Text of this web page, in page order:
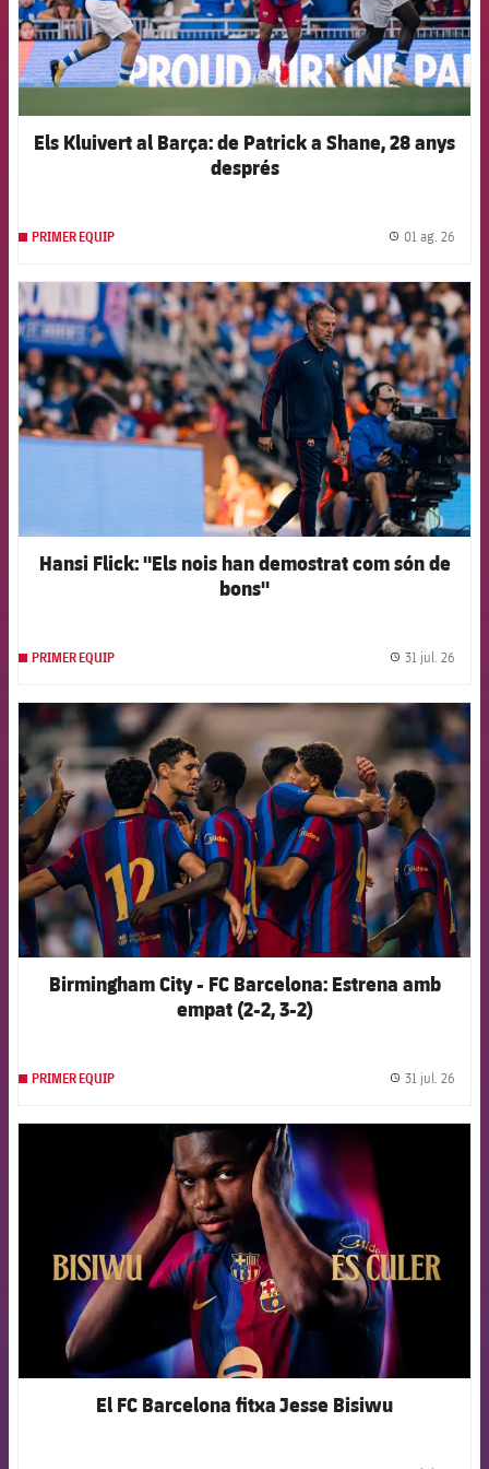
Els Kluivert al Barça: de Patrick a Shane, 28 anys
després
PRIMER EQUIP 01 ag. 26
FCB Barcelona badge
Hansi Flick: "Els nois han demostrat com són de
bons"
PRIMER EQUIP 31 jul. 26
FCB Barcelona badge
Birmingham City - FC Barcelona: Estrena amb
empat (2-2, 3-2)
PRIMER EQUIP 31 jul. 26
FCB Barcelona badge
El FC Barcelona fitxa Jesse Bisiwu